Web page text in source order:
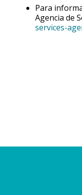
Para
Agencia de
services-